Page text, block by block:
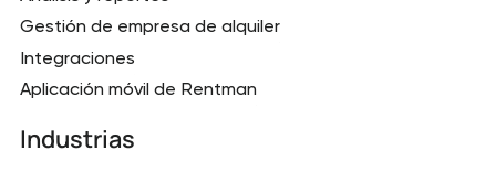
Gestión de empresa de alquiler
Integraciones
Aplicación móvil de Rentman
Industrias